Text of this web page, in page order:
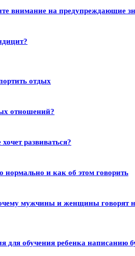
внимание на предупреждающие
отдых
отношений?
развиваться?
нормально и как об этом говорить
мужчины и женщины говорят
для обучения ребенка написанию